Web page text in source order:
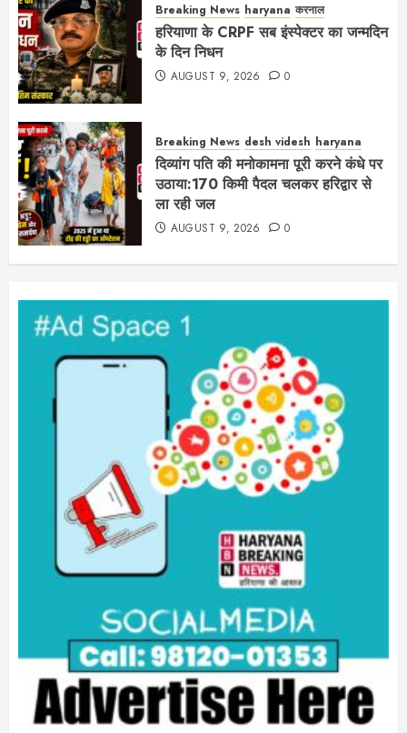
Breaking News haryana करनाल
हरियाणा के CRPF सब इंस्पेक्टर का जन्मदिन
के दिन निधन
AUGUST 9, 2026 0
Breaking News desh videsh haryana
दिव्यांग पति की मनोकामना पूरी करने कंधे पर
उठाया:170 किमी पैदल चलकर हरिद्वार से
ला रही जल
AUGUST 9, 2026 0